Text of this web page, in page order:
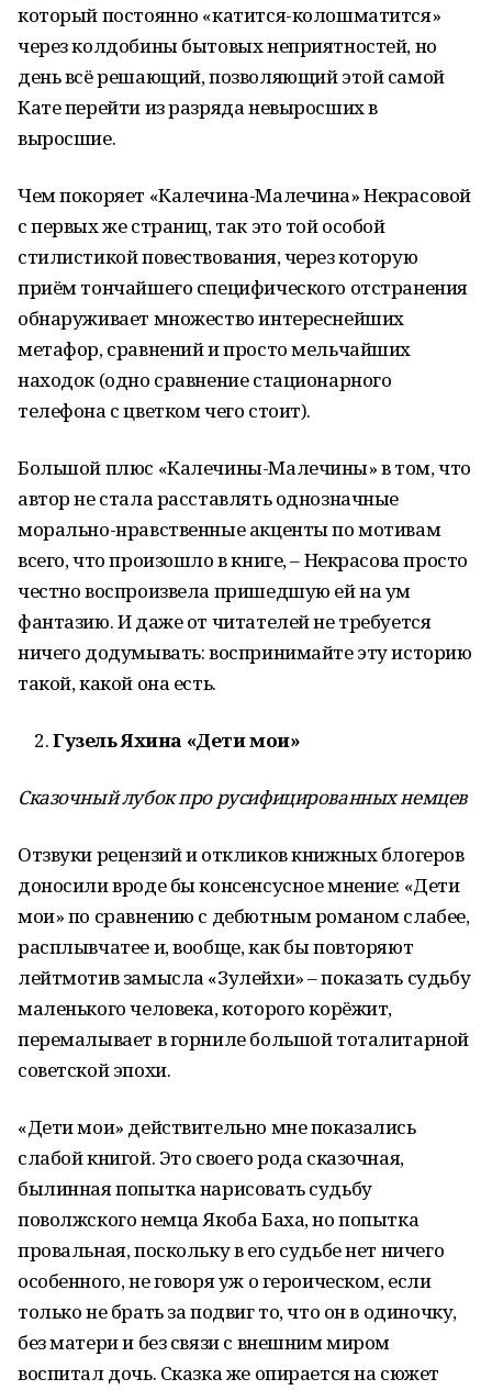
который постоянно «катится-колошматится»
через колдобины бытовых неприятностей, но
день всё решающий, позволяющий этой самой
Кате перейти из разряда невыросших в
выросшие.
Чем покоряет «Калечина-Малечина» Некрасовой
с первых же страниц, так это той особой
стилистикой повествования, через которую
приём тончайшего специфического отстранения
обнаруживает множество интереснейших
метафор, сравнений и просто мельчайших
находок (одно сравнение стационарного
телефона с цветком чего стоит).
Большой плюс «Калечины-Малечины» в том, что
автор не стала расставлять однозначные
морально-нравственные акценты по мотивам
всего, что произошло в книге, – Некрасова просто
честно воспроизвела пришедшую ей на ум
фантазию. И даже от читателей не требуется
ничего додумывать: воспринимайте эту историю
такой, какой она есть.
Гузель Яхина «Дети мои»
Сказочный лубок про русифицированных немцев
Отзвуки рецензий и откликов книжных блогеров
доносили вроде бы консенсусное мнение: «Дети
мои» по сравнению с дебютным романом слабее,
расплывчатее и, вообще, как бы повторяют
лейтмотив замысла «Зулейхи» – показать судьбу
маленького человека, которого корёжит,
перемалывает в горниле большой тоталитарной
советской эпохи.
«Дети мои» действительно мне показались
слабой книгой. Это своего рода сказочная,
былинная попытка нарисовать судьбу
поволжского немца Якоба Баха, но попытка
провальная, поскольку в его судьбе нет ничего
особенного, не говоря уж о героическом, если
только не брать за подвиг то, что он в одиночку,
без матери и без связи с внешним миром
воспитал дочь. Сказка же опирается на сюжет